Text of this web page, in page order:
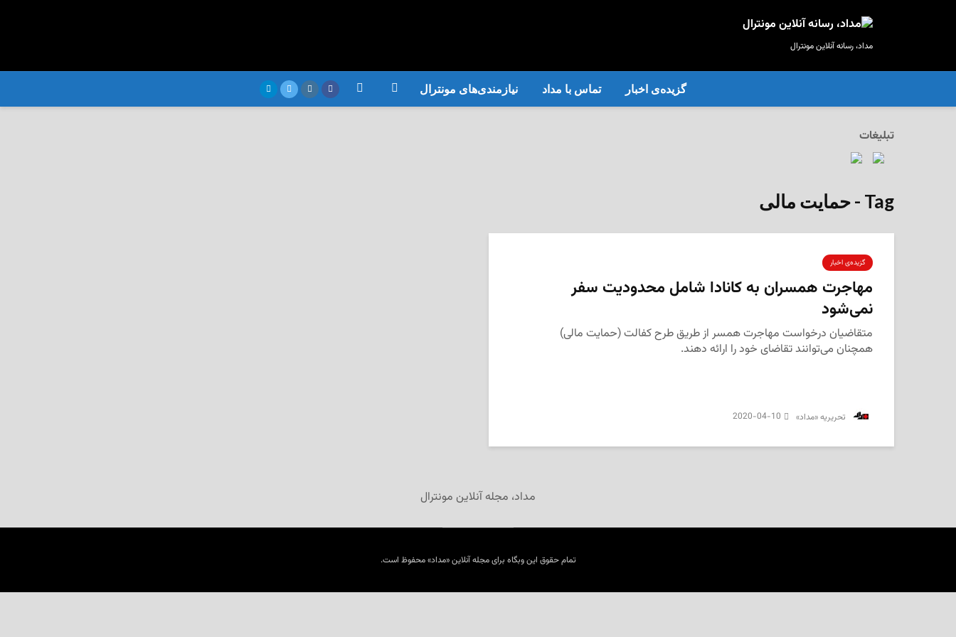
مداد، رسانه آنلاین مونترال
گزیده‌ی‌ اخبار تماس با مداد نیازمندی‌های مونترال
تبلیغات
Tag - حمایت مالی
گزیده‌ی‌ اخبار
مهاجرت همسران به کانادا شامل محدودیت سفر
نمی‌شود
متقاضیان درخواست مهاجرت همسر از طریق طرح کفالت (حمایت مالی)
همچنان می‌توانند تقاضای خود را ارائه دهند.
‌ تحریریه «مداد» 2020-04-10
مداد، مجله آنلاین مونترال
تمام حقوق این وبگاه برای مجله آنلاین «مداد» محفوظ است.